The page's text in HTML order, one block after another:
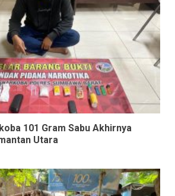
101 Gram Sabu Akhirnya
Utara